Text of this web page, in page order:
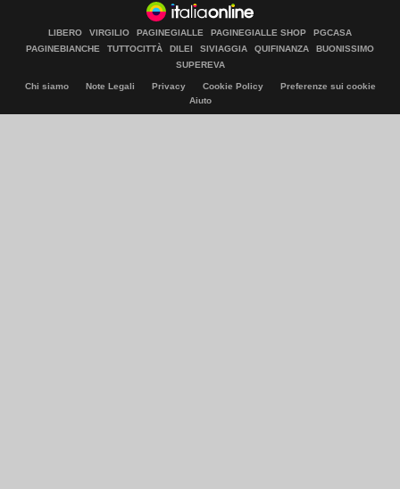
LIBERO VIRGILIO PAGINEGIALLE PAGINEGIALLE SHOP
PGCASA
PAGINEBIANCHE
TUTTOCITTÀ DILEI SIVIAGGIA QUIFINANZA
BUONISSIMO
SUPEREVA
Chi siamo Note Legali Privacy Cookie Policy
Preferenze sui cookie
Aiuto